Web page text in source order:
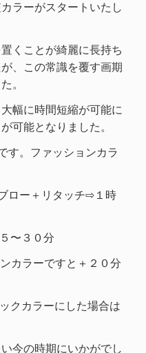
ラーがスタートいたし
くことが綺麗に長持ち
、この常識を覆す画期
。
幅に時間短縮が可能に
可能となりました。
す。ファッションカラ
ロー＋リタッチ⇨１時
〜３０分
カラーですと＋２０分
クカラーにした場合は
今の時期にいかがでし